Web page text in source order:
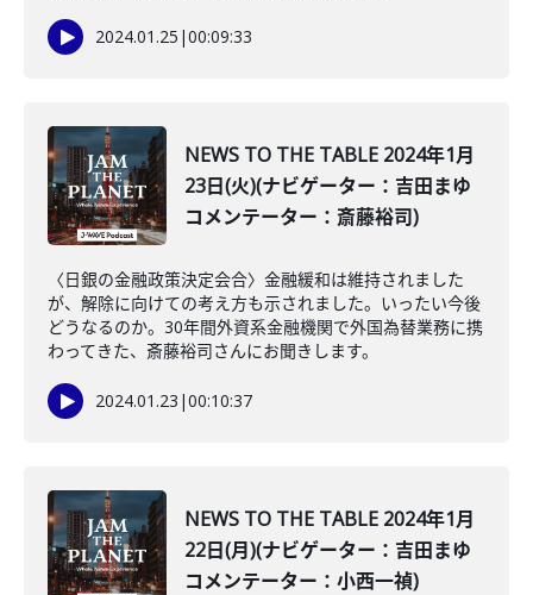
2024.01.25 |00:09:33
NEWS TO THE TABLE 2024年1月
23日(火)(ナビゲーター：吉田まゆ
コメンテーター：斎藤裕司)
〈日銀の金融政策決定会合〉金融緩和は維持されました
が、解除に向けての考え方も示されました。いったい今後
どうなるのか。30年間外資系金融機関で外国為替業務に携
わってきた、斎藤裕司さんにお聞きします。
2024.01.23 |00:10:37
NEWS TO THE TABLE 2024年1月
22日(月)(ナビゲーター：吉田まゆ
コメンテーター：小西一禎)